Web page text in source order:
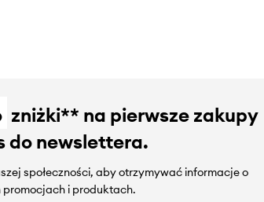
zniżki** na pierwsze zakupy
do newslettera.
społeczności, aby otrzymywać informacje o
promocjach i produktach.